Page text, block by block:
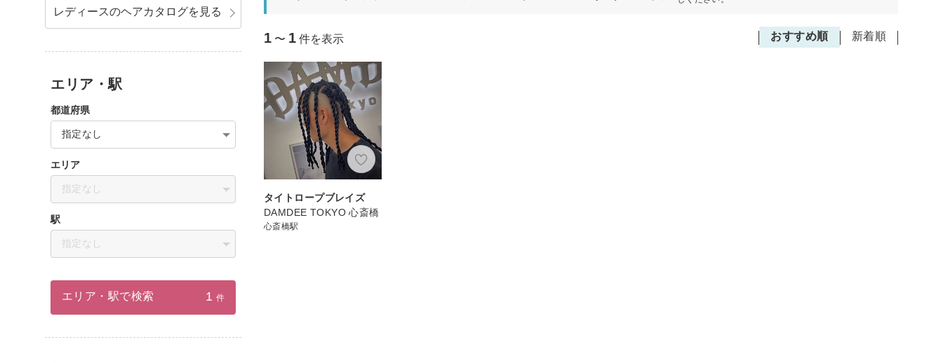
おすすめ順 新着順
1 〜 1 件を表示
タイトロープブレイズ
DAMDEE TOKYO 心斎橋
心斎橋駅
レディースのヘアカタログを見る
エリア・駅
都道府県
指定なし
エリア
指定なし
駅
指定なし
エリア・駅で検索 1 件